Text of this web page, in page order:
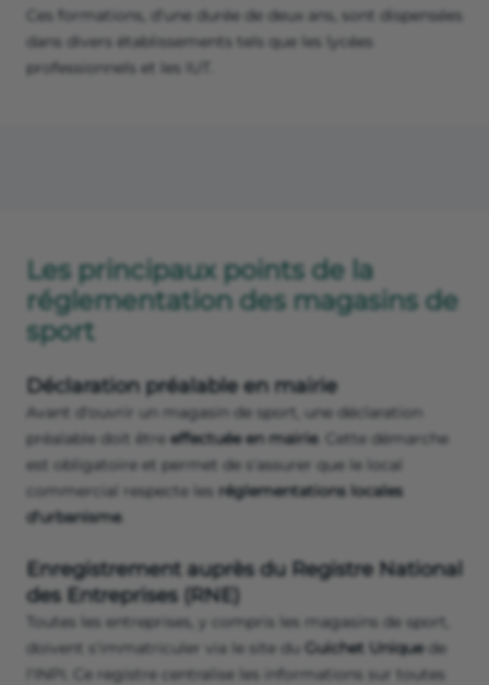
Ces formations, d'une durée de deux ans, sont dispensées
dans divers établissements tels que les lycées
professionnels et les IUT.
Les principaux points de la
réglementation des magasins de
sport
Déclaration préalable en mairie
Avant d'ouvrir un magasin de sport, une déclaration
préalable doit être effectuée en mairie. Cette démarche
est obligatoire et permet de s'assurer que le local
commercial respecte les réglementations locales
d'urbanisme.
Enregistrement auprès du Registre National
des Entreprises (RNE)
Toutes les entreprises, y compris les magasins de sport,
doivent s'immatriculer via le site du
Guichet Uniquede
l'INPI. Ce registre centralise les informations sur toutes